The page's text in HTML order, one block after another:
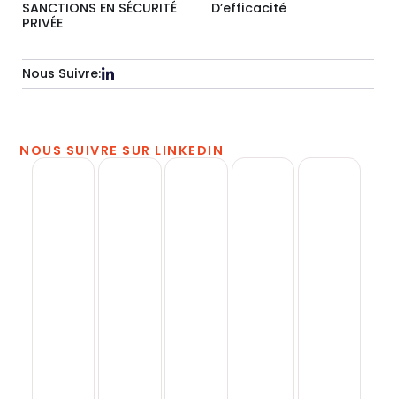
SANCTIONS EN SÉCURITÉ
PRIVÉE
D’efficacité
Nous Suivre:
NOUS SUIVRE SUR LINKEDIN